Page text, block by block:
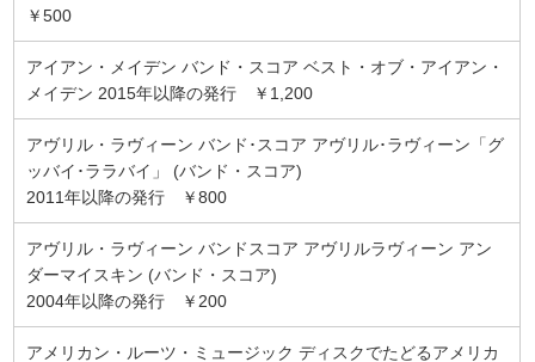
￥500
アイアン・メイデン バンド・スコア ベスト・オブ・アイアン・
メイデン 2015年以降の発行 ￥1,200
アヴリル・ラヴィーン バンド･スコア アヴリル･ラヴィーン「グ
ッバイ･ララバイ」 (バンド・スコア)
2011年以降の発行 ￥800
アヴリル・ラヴィーン バンドスコア アヴリルラヴィーン アン
ダーマイスキン (バンド・スコア)
2004年以降の発行 ￥200
アメリカン・ルーツ・ミュージック ディスクでたどるアメリカ